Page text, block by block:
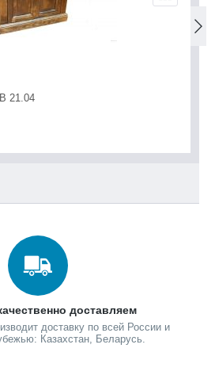
21.04
доставляем
доставку по всей России и
Казахстан, Беларусь.